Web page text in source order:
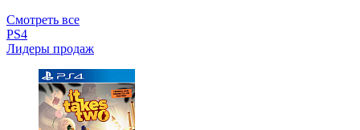
Смотреть все
PS4
Лидеры продаж